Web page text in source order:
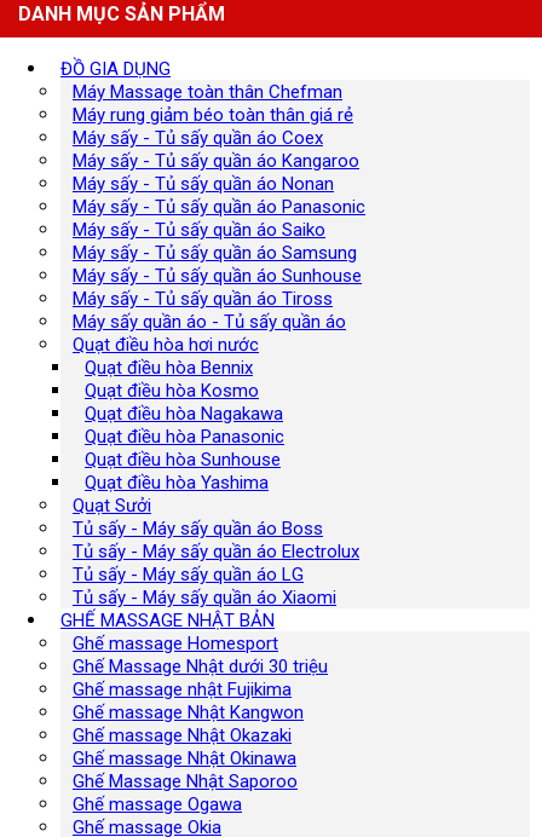
DANH MỤC SẢN PHẨM
ĐỒ GIA DỤNG
Máy Massage toàn thân Chefman
Máy rung giảm béo toàn thân giá rẻ
Máy sấy - Tủ sấy quần áo Coex
Máy sấy - Tủ sấy quần áo Kangaroo
Máy sấy - Tủ sấy quần áo Nonan
Máy sấy - Tủ sấy quần áo Panasonic
Máy sấy - Tủ sấy quần áo Saiko
Máy sấy - Tủ sấy quần áo Samsung
Máy sấy - Tủ sấy quần áo Sunhouse
Máy sấy - Tủ sấy quần áo Tiross
Máy sấy quần áo - Tủ sấy quần áo
Quạt điều hòa hơi nước
Quạt điều hòa Bennix
Quạt điều hòa Kosmo
Quạt điều hòa Nagakawa
Quạt điều hòa Panasonic
Quạt điều hòa Sunhouse
Quạt điều hòa Yashima
Quạt Sưởi
Tủ sấy - Máy sấy quần áo Boss
Tủ sấy - Máy sấy quần áo Electrolux
Tủ sấy - Máy sấy quần áo LG
Tủ sấy - Máy sấy quần áo Xiaomi
GHẾ MASSAGE NHẬT BẢN
Ghế massage Homesport
Ghế Massage Nhật dưới 30 triệu
Ghế massage nhật Fujikima
Ghế massage Nhật Kangwon
Ghế massage Nhật Okazaki
Ghế massage Nhật Okinawa
Ghế Massage Nhật Saporoo
Ghế massage Ogawa
Ghế massage Okia